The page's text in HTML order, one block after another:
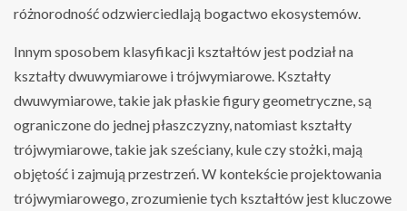
różnorodność odzwierciedlają bogactwo ekosystemów.
Innym sposobem klasyfikacji kształtów jest podział na
kształty dwuwymiarowe i trójwymiarowe. Kształty
dwuwymiarowe, takie jak płaskie figury geometryczne, są
ograniczone do jednej płaszczyzny, natomiast kształty
trójwymiarowe, takie jak sześciany, kule czy stożki, mają
objętość i zajmują przestrzeń. W kontekście projektowania
trójwymiarowego, zrozumienie tych kształtów jest kluczowe